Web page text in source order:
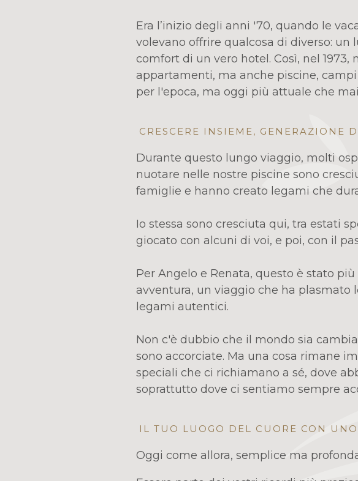
Era l’inizio degli anni '70, quando le
volevano offrire qualcosa di diverso:
comfort di un vero hotel. Così, nel
appartamenti, ma anche piscine,
per l'epoca, ma oggi più attuale che
CRESCERE INSIEME, GENERAZIONE
Durante questo lungo viaggio, molti
nuotare nelle nostre piscine sono
famiglie e hanno creato legami che
Io stessa sono cresciuta qui, tra estati
giocato con alcuni di voi, e poi, con il
Per Angelo e Renata, questo è stato
avventura, un viaggio che ha
legami autentici.
Non c'è dubbio che il mondo sia
sono accorciate. Ma una cosa rimane
speciali che ci richiamano a sé, dove
soprattutto dove ci sentiamo sempre
IL TUO LUOGO DEL CUORE CON
Oggi come allora, semplice ma